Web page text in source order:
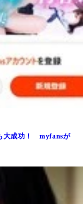
大成功！ myfansが